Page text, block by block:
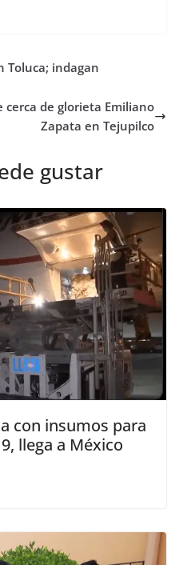
Toluca; indagan
de glorieta Emiliano
Zapata en Tejupilco
gustar
con insumos para
llega a México